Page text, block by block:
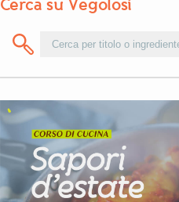
Cerca su Vegolosi